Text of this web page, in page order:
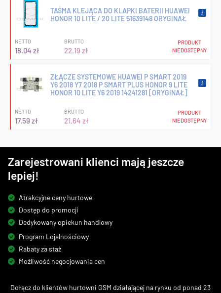
TAŚMA KLEJĄCA DO KLAPKI BATERII HUAWEI
HONOR 10 LITE / 20 LITE 51639148 ORYGINAŁ
NETTO
18.04 zł
BRUTTO
22.19 zł
PRODUKT
NIEDOSTĘPNY
ZŁĄCZE SYSTEMOWE HUAWEI P SMART 2019
Y6 2018 Y7 2018 P SMART PLUS HONOR 9 LITE
HONOR 10 LITE Y6 2019 14241281 [ORYGINAŁ]
NETTO
17.59 zł
BRUTTO
21.64 zł
PRODUKT
NIEDOSTĘPNY
Zarejestrowani klienci mają jeszcze
lepiej!
Atrakcyjne ceny hurtowe
Dostęp do promocji
Dedykowany opiekun handlowy
Program Lojalnościowy
Rabaty za staż
Możliwość negocjowania cen
Dołącz do klientów hurtowni GSM działającej na rynku od ponad 23